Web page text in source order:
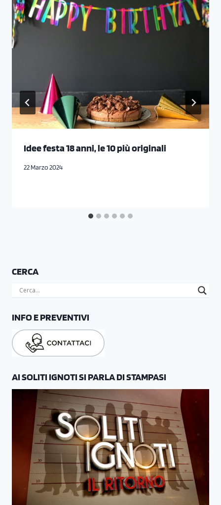
Idee festa 18 anni, le 10 più originali
22 Marzo 2024
CERCA
INFO E PREVENTIVI
AI SOLITI IGNOTI SI PARLA DI STAMPASI